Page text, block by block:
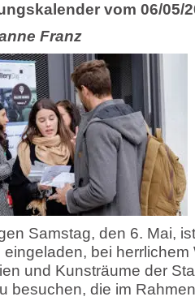
vom 06/05/
Franz
Samstag, den 6. Mai,
eingeladen, bei
und Kunsträume der
besuchen, die im